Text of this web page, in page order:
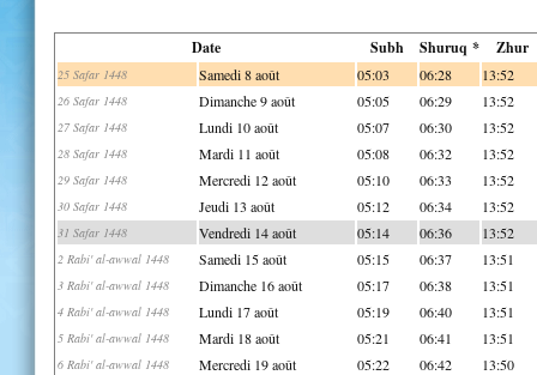
Date Subh Shuruq * Zhur
25 Safar 1448 Samedi 8 août 05:03 06:28 13:52
26 Safar 1448 Dimanche 9 août 05:05 06:29 13:52
27 Safar 1448 Lundi 10 août 05:07 06:30 13:52
28 Safar 1448 Mardi 11 août 05:08 06:32 13:52
29 Safar 1448 Mercredi 12 août 05:10 06:33 13:52
30 Safar 1448 Jeudi 13 août 05:12 06:34 13:52
31 Safar 1448 Vendredi 14 août 05:14 06:36 13:52
2 Rabi' al-awwal 1448 Samedi 15 août 05:15 06:37 13:51
3 Rabi' al-awwal 1448 Dimanche 16 août 05:17 06:38 13:51
4 Rabi' al-awwal 1448 Lundi 17 août 05:19 06:40 13:51
5 Rabi' al-awwal 1448 Mardi 18 août 05:21 06:41 13:51
6 Rabi' al-awwal 1448 Mercredi 19 août 05:22 06:42 13:50